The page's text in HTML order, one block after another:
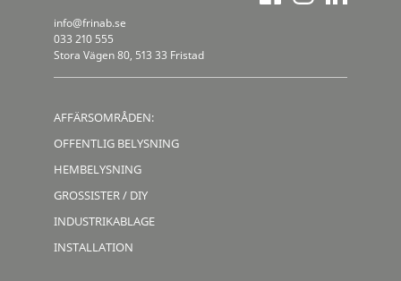
info@frinab.se
033 210 555
Stora Vägen 80, 513 33 Fristad
AFFÄRSOMRÅDEN:
OFFENTLIG BELYSNING
HEMBELYSNING
GROSSISTER / DIY
INDUSTRIKABLAGE
INSTALLATION